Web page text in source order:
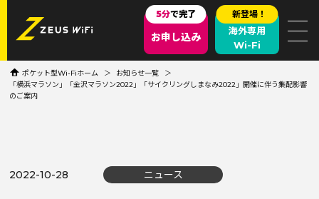
5分で完了
お申し込み
新登場！
海外専用
Wi-Fi
ポケット型Wi-Fiホーム
お知らせ一覧
「横浜マラソン」「金沢マラソン2022」「サイクリングしまなみ2022」開催に伴う集配影響
のご案内
2022-10-28 ニュース